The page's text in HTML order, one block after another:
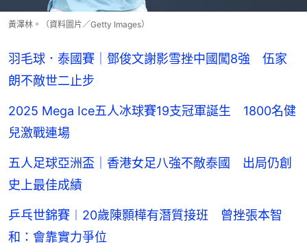
黃澤林。（資料圖片／Getty Images）
羽毛球．泰國賽｜鄧俊文謝影雪挫中國闖8強 伍家
朗不敵世二止步
2025 Mega Ice五人冰球賽19支冠軍誕生 1800名健
兒激戰連場
五人足球亞洲盃｜香港女足八強不敵泰國 出局仍創
史上最佳成績
乒乓世錦賽︱20歲陳顥樺有潛質接班 曾挫張本智
和：會靠實力爭位